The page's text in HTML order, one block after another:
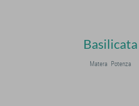
Basilicata
Matera Potenza